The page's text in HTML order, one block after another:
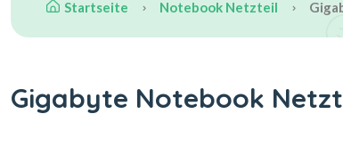
Startseite Notebook Netzteil
Gigabyte Notebook